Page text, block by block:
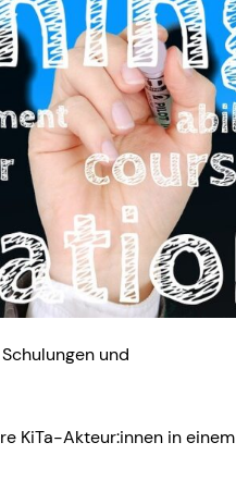
und
KiTa-Akteur:innen in einem